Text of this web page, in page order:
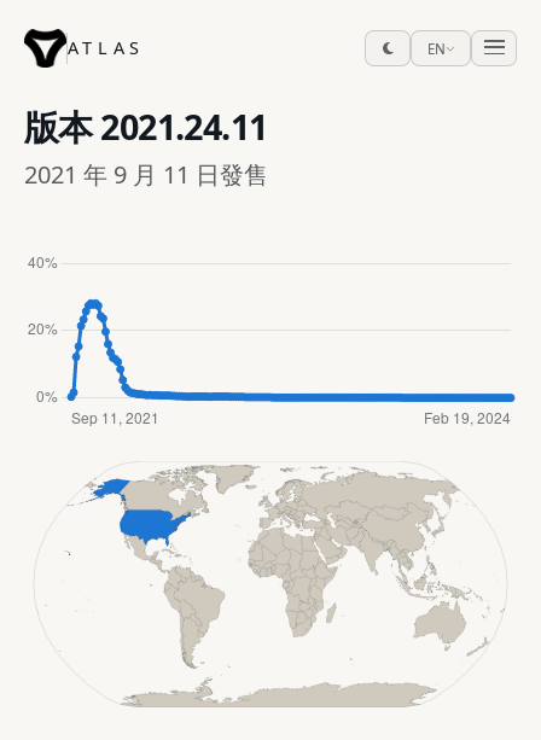
ATLAS EN
版本2021.24.11
2021 年 9 月 11 日發售